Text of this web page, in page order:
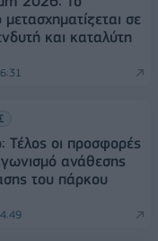
μετασχηματίζεται σε
και καταλύτη
Τέλος οι προσφορές
ανάθεσης
του πάρκου